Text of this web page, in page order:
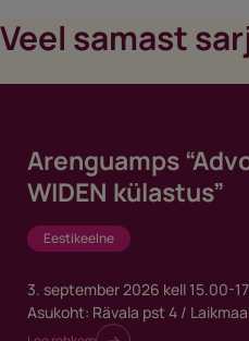
Veel samast
Arenguamps
WIDEN külastus”
Eestikeelne
3. september 2026 kell 15.00-
Asukoht: Rävala pst 4 / Laikmaa